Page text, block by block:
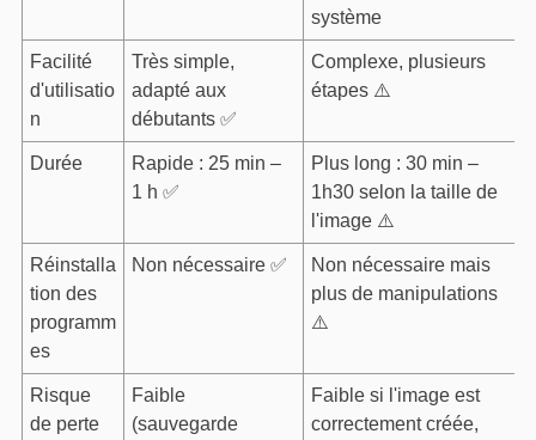
système
Facilité
d'utilisatio
n
Très simple,
adapté aux
débutants ✅
Complexe, plusieurs
étapes ⚠️
Durée
Rapide : 25 min –
1 h ✅
Plus long : 30 min –
1h30 selon la taille de
l'image ⚠️
Réinstalla
tion des
programm
es
Non nécessaire ✅
Non nécessaire mais
plus de manipulations
⚠️
Risque
de perte
Faible
(sauvegarde
Faible si l'image est
correctement créée,